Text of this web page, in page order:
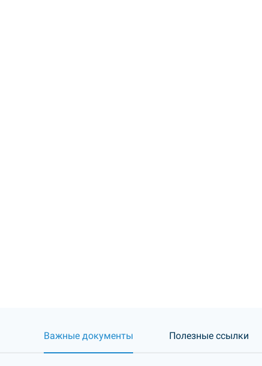
Важные документы Полезные ссылки